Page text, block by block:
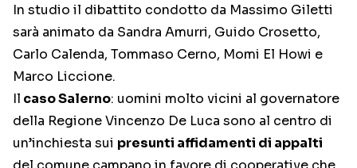
In studio il dibattito condotto da Massimo Giletti
sarà animato da Sandra Amurri, Guido Crosetto,
Carlo Calenda, Tommaso Cerno, Momi El Howi e
Marco Liccione.
Il caso Salerno: uomini molto vicini al governatore
della Regione Vincenzo De Luca sono al centro di
un’inchiesta sui presunti affidamenti di appalti